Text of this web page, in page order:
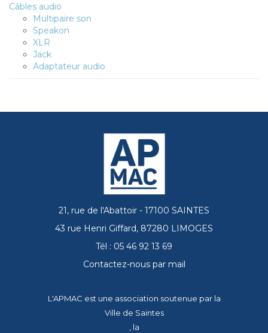
Câbles audio
Multipaire son
Speakon
XLR
Jack
Adaptateur audio
21, rue de l'Abattoir - 17100 SAINTES
43 rue Henri Giffard, 87280 LIMOGES
Tél : 05 46 92 13 69
Contactez-nous par mail
L'APMAC est une association soutenue par la
Ville de Saintes
, la